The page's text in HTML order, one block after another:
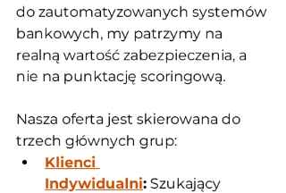
do zautomatyzowanych systemów
bankowych, my patrzymy na
realną wartość zabezpieczenia, a
nie na punktację scoringową.
Nasza oferta jest skierowana do
trzech głównych grup:
Klienci
Indywidualni: Szukający